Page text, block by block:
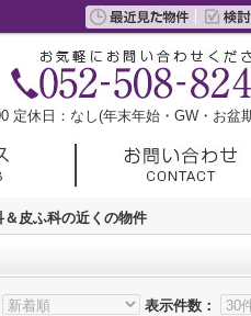
定休日：なし(年末年始・GW・お盆
＆皮ふ科の近くの物件
表示件数：